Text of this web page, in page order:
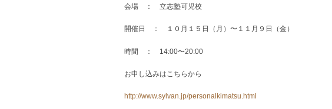
会場 ： 立志塾可児校
開催日 ： １０月１５日（月）〜１１月９日（金）
時間 ： 14:00〜20:00
お申し込みはこちらから
http://www.sylvan.jp/personalkimatsu.html